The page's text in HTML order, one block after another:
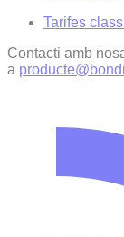
Tarifes
Contacti amb
a